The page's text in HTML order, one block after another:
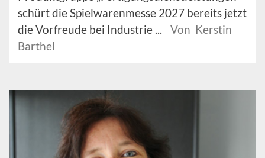
schürt die Spielwarenmesse 2027 bereits jetzt
die Vorfreude bei Industrie ...
Von Kerstin
Barthel